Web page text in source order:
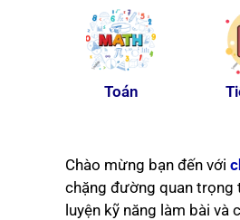
Toán
Chào mừng bạn đến với
chặng đường quan
luyện kỹ năng làm bài và